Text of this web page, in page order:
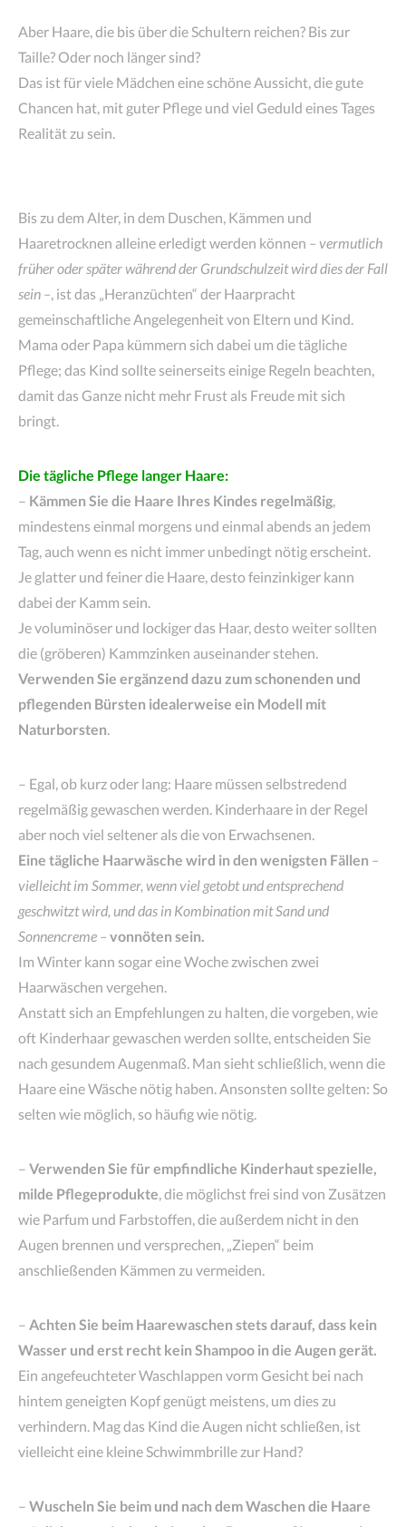
Aber Haare, die bis über die Schultern reichen? Bis zur
Taille? Oder noch länger sind?
Das ist für viele Mädchen eine schöne Aussicht, die gute
Chancen hat, mit guter Pflege und viel Geduld eines Tages
Realität zu sein.
Bis zu dem Alter, in dem Duschen, Kämmen und
Haaretrocknen alleine erledigt werden können – vermutlich
früher oder später während der Grundschulzeit wird dies der Fall
sein –, ist das „Heranzüchten“ der Haarpracht
gemeinschaftliche Angelegenheit von Eltern und Kind.
Mama oder Papa kümmern sich dabei um die tägliche
Pflege; das Kind sollte seinerseits einige Regeln beachten,
damit das Ganze nicht mehr Frust als Freude mit sich
bringt.
Die tägliche Pflege langer Haare:
– Kämmen Sie die Haare Ihres Kindes regelmäßig,
mindestens einmal morgens und einmal abends an jedem
Tag, auch wenn es nicht immer unbedingt nötig erscheint.
Je glatter und feiner die Haare, desto feinzinkiger kann
dabei der Kamm sein.
Je voluminöser und lockiger das Haar, desto weiter sollten
die (gröberen) Kammzinken auseinander stehen.
Verwenden Sie ergänzend dazu zum schonenden und
pflegenden Bürsten idealerweise ein Modell mit
Naturborsten.
– Egal, ob kurz oder lang: Haare müssen selbstredend
regelmäßig gewaschen werden. Kinderhaare in der Regel
aber noch viel seltener als die von Erwachsenen.
Eine tägliche Haarwäsche wird in den wenigsten Fällen –
vielleicht im Sommer, wenn viel getobt und entsprechend
geschwitzt wird, und das in Kombination mit Sand und
Sonnencreme – vonnöten sein.
Im Winter kann sogar eine Woche zwischen zwei
Haarwäschen vergehen.
Anstatt sich an Empfehlungen zu halten, die vorgeben, wie
oft Kinderhaar gewaschen werden sollte, entscheiden Sie
nach gesundem Augenmaß. Man sieht schließlich, wenn die
Haare eine Wäsche nötig haben. Ansonsten sollte gelten: So
selten wie möglich, so häufig wie nötig.
– Verwenden Sie für empfindliche Kinderhaut spezielle,
milde Pflegeprodukte, die möglichst frei sind von Zusätzen
wie Parfum und Farbstoffen, die außerdem nicht in den
Augen brennen und versprechen, „Ziepen“ beim
anschließenden Kämmen zu vermeiden.
– Achten Sie beim Haarewaschen stets darauf, dass kein
Wasser und erst recht kein Shampoo in die Augen gerät.
Ein angefeuchteter Waschlappen vorm Gesicht bei nach
hintem geneigten Kopf genügt meistens, um dies zu
verhindern. Mag das Kind die Augen nicht schließen, ist
vielleicht eine kleine Schwimmbrille zur Hand?
– Wuscheln Sie beim und nach dem Waschen die Haare